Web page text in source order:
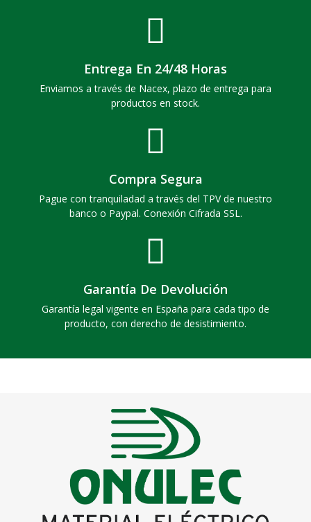
Entrega En 24/48 Horas
Enviamos a través de Nacex, plazo de entrega para
productos en stock.
Compra Segura
Pague con tranquiladad a través del TPV de nuestro
banco o Paypal. Conexión Cifrada SSL.
Garantía De Devolución
Garantía legal vigente en España para cada tipo de
producto, con derecho de desistimiento.